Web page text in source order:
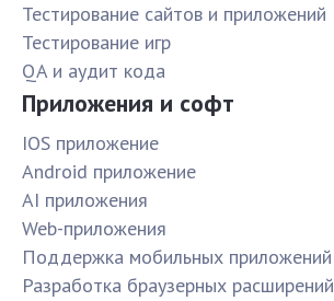
Тестирование сайтов и приложений
Тестирование игр
QA и аудит кода
Приложения и софт
IOS приложение
Android приложение
AI приложения
Web-приложения
Поддержка мобильных приложений
Разработка браузерных расширений